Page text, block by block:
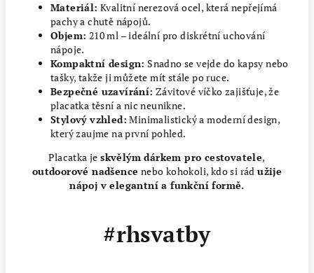
Materiál: Kvalitní nerezová ocel, která nepřejímá
pachy a chutě nápojů.
Objem: 210 ml – ideální pro diskrétní uchování
nápoje.
Kompaktní design: Snadno se vejde do kapsy nebo
tašky, takže ji můžete mít stále po ruce.
Bezpečné uzavírání: Závitové víčko zajišťuje, že
placatka těsní a nic neunikne.
Stylový vzhled: Minimalistický a moderní design,
který zaujme na první pohled.
Placatka jeskvělým dárkem pro cestovatele,
outdoorové nadšence nebo kohokoli, kdo si rádužije
nápoj v elegantní a funkční formě.
#rhsvatby